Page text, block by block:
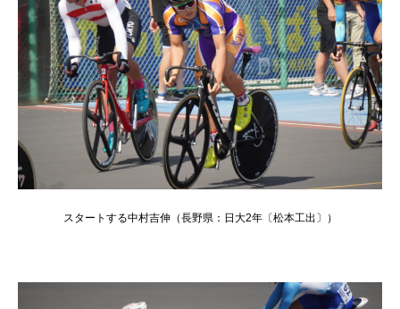
スタートする中村吉伸（長野県：日大2年〔松本工出〕）